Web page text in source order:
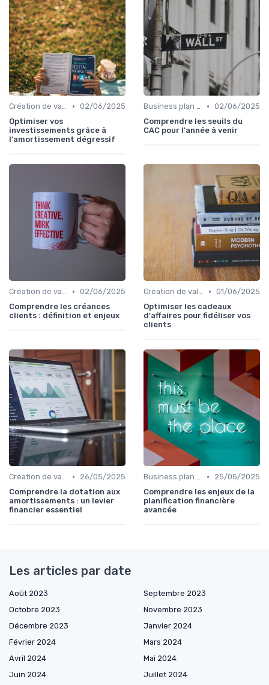
Création de valeur & rentabilité • 02/06/2025
Optimiser vos
investissements grâce à
l'amortissement dégressif
Business plan & modélisation financière • 02/06/2025
Comprendre les seuils du
CAC pour l'année à venir
Création de valeur & rentabilité • 02/06/2025
Comprendre les créances
clients : définition et enjeux
Création de valeur & rentabilité • 01/06/2025
Optimiser les cadeaux
d'affaires pour fidéliser vos
clients
Création de valeur & rentabilité •
26/05/2025
Comprendre la dotation aux
amortissements : un levier
financier essentiel
Business plan & modélisation financière •
25/05/2025
Comprendre les enjeux de la
planification financière
avancée
Les articles par date
Août 2023
Septembre 2023
Octobre 2023
Novembre 2023
Décembre 2023
Janvier 2024
Février 2024
Mars 2024
Avril 2024
Mai 2024
Juin 2024
Juillet 2024